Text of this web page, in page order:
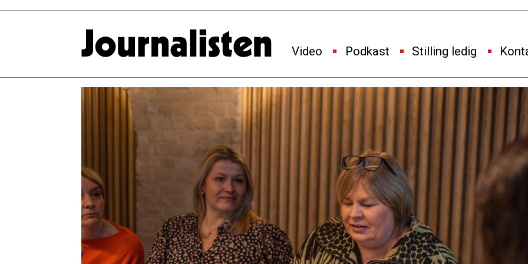
Video Podkast Stilling ledig
initiativretten